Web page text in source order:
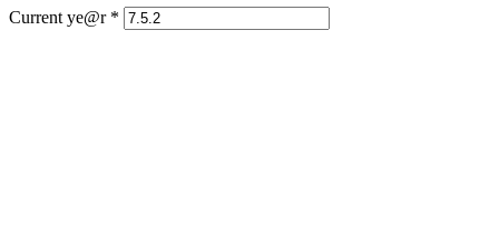
Current ye@r *